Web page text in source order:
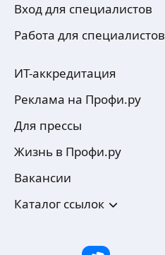
Вход для специалистов
Работа для специалистов
ИТ-аккредитация
Реклама на Профи.ру
Для прессы
Жизнь в Профи.ру
Вакансии
Каталог ссылок